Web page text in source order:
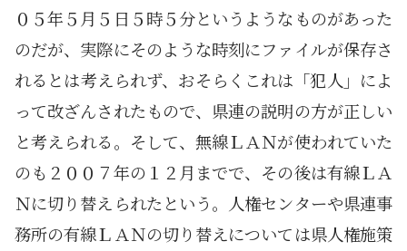
０５年５月５日５時５分というようなものがあった
のだが、実際にそのような時刻にファイルが保存さ
れるとは考えられず、おそらくこれは「犯人」によ
って改ざんされたもので、県連の説明の方が正しい
と考えられる。そして、無線ＬＡＮが使われていた
のも２００７年の１２月までで、その後は有線ＬＡ
Ｎに切り替えられたという。人権センターや県連事
務所の有線ＬＡＮの切り替えについては県人権施策